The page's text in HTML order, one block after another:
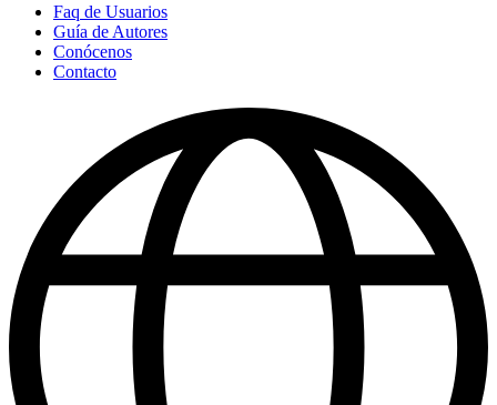
Faq de Usuarios
Guía de Autores
Conócenos
Contacto